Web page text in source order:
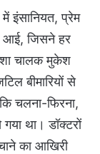
इंसानियत, प्रेम
आई, जिसने हर
चालक मुकेश
बीमारियों से
चलना-फिरना,
था। डॉक्टरों
का आखिरी